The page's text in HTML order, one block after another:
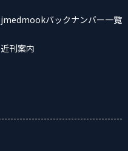
jmedmookバックナンバー一覧
近刊案内